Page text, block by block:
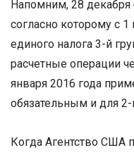
Напомним, 28
согласно которому с
единого налога 3-й
расчетные операции
января 2016 года
обязательным и для
Когда Агентство США